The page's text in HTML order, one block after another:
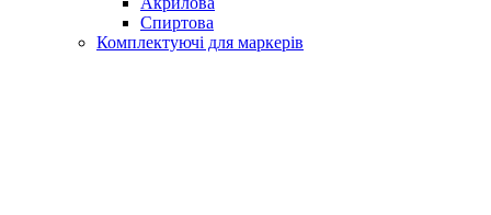
Спиртова
Комплектуючі для маркерів